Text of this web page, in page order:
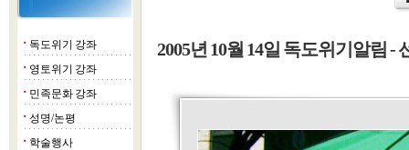
■ 독도위기 강좌
■ 영토위기 강좌
■ 민족문화 강좌
■ 성명/논평
■ 학술행사
2005년 10월 14일 독도위기알림 -